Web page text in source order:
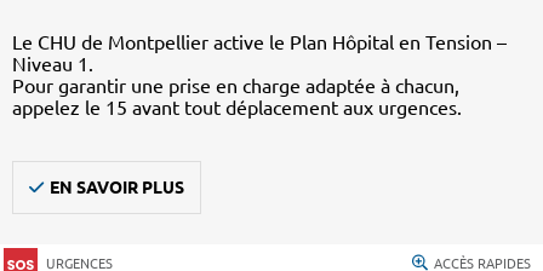
Le CHU de Montpellier active le Plan Hôpital en Tension –
Niveau 1.
Pour garantir une prise en charge adaptée à chacun,
appelez le 15 avant tout déplacement aux urgences.
EN SAVOIR PLUS
URGENCES ACCÈS RAPIDES